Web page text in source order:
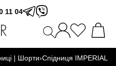
11 04
| Шорти›Спідниця IMPERIAL